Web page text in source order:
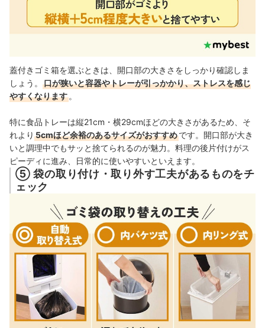
蓋付きゴミ箱を選ぶときは、開口部の大きさをしっかり確認しま
しょう。
口が狭いと容器やトレーが引っかかり、ストレスを感じ
やすくなります。
特に食品トレーは縦21cm・横29cmほどの大きさがあるため、そ
れより 5cmほど余裕のあるサイズがおすすめです。開口部が大き
いと調理中でもサッと捨てられるのが魅力。料理の後片付けがス
ピーディに進み、日常的に使いやすいといえます。
⑤ 袋の取り付け・取り外す工夫があるものをチ
ェック